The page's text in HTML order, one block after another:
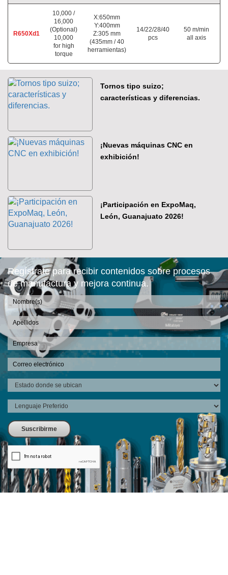
R650Xd1
10,000 /
16,000
(Optional)
10,000
for high
torque
X:650mm
Y:400mm
Z:305 mm
(435mm / 40
herramientas)
14/22/28/40
pcs
50 m/min
all axis
Tornos tipo suizo;
características y diferencias.
¡Nuevas máquinas CNC en
exhibición!
¡Participación en ExpoMaq,
León, Guanajuato 2026!
Regístrate para recibir contenidos sobre procesos
de manufactura y mejora continua.